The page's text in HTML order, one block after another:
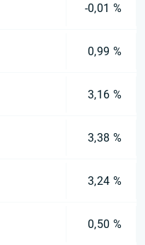
-0,01 %
0,99 %
3,16 %
3,38 %
3,24 %
0,50 %